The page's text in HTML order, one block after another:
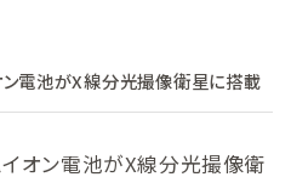
ン電池がX線分光撮像衛星に搭載
オン電池がX線分光撮像衛